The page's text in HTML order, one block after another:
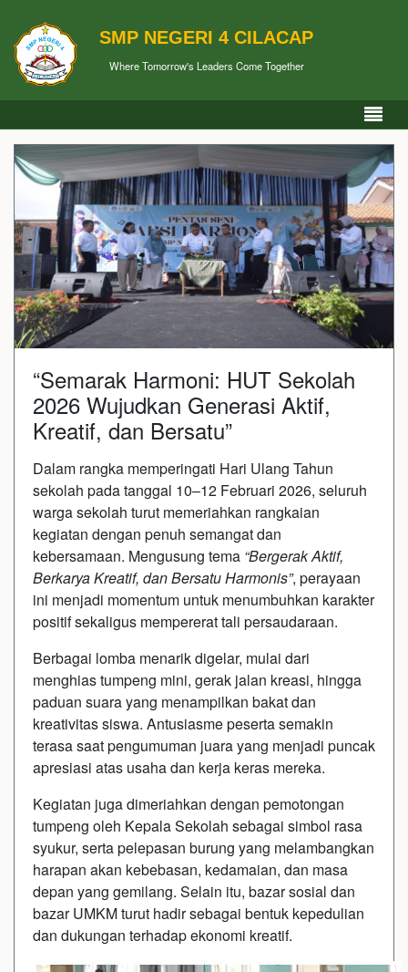
SMP NEGERI 4 CILACAP
Where Tomorrow's Leaders Come Together
“Semarak Harmoni: HUT Sekolah
2026 Wujudkan Generasi Aktif,
Kreatif, dan Bersatu”
Dalam rangka memperingati Hari Ulang Tahun
sekolah pada tanggal 10–12 Februari 2026, seluruh
warga sekolah turut memeriahkan rangkaian
kegiatan dengan penuh semangat dan
kebersamaan. Mengusung tema “Bergerak Aktif,
Berkarya Kreatif, dan Bersatu Harmonis”, perayaan
ini menjadi momentum untuk menumbuhkan karakter
positif sekaligus mempererat tali persaudaraan.
Berbagai lomba menarik digelar, mulai dari
menghias tumpeng mini, gerak jalan kreasi, hingga
paduan suara yang menampilkan bakat dan
kreativitas siswa. Antusiasme peserta semakin
terasa saat pengumuman juara yang menjadi puncak
apresiasi atas usaha dan kerja keras mereka.
Kegiatan juga dimeriahkan dengan pemotongan
tumpeng oleh Kepala Sekolah sebagai simbol rasa
syukur, serta pelepasan burung yang melambangkan
harapan akan kebebasan, kedamaian, dan masa
depan yang gemilang. Selain itu, bazar sosial dan
bazar UMKM turut hadir sebagai bentuk kepedulian
dan dukungan terhadap ekonomi kreatif.